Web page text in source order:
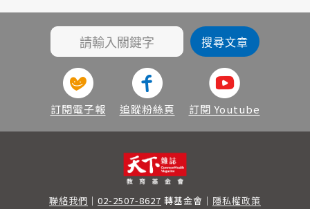
訂閱電子報 追蹤粉絲頁 訂閱 Youtube
聯絡我們 ｜ 02-2507-8627 轉基金會 ｜ 隱私權政策